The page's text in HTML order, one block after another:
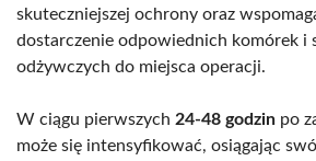
skuteczniejszej ochrony oraz
dostarczenie odpowiednich komórek i
odżywczych do miejsca operacji.
W ciągu pierwszych 24-48 godzin po
może się intensyfikować, osiągając